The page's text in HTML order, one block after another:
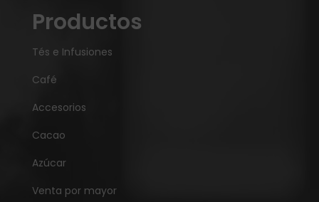
Productos
Tés e Infusiones
Café
Accesorios
Cacao
Azúcar
Venta por mayor